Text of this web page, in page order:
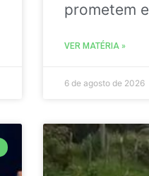
prometem
VER MATÉRIA »
6 de agosto de 2026